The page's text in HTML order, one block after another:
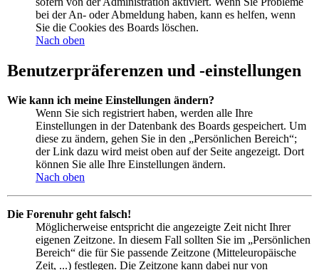
bei der An- oder Abmeldung haben, kann es helfen, wenn
Sie die Cookies des Boards löschen.
Nach oben
Benutzerpräferenzen und -einstellungen
Wie kann ich meine Einstellungen ändern?
Wenn Sie sich registriert haben, werden alle Ihre
Einstellungen in der Datenbank des Boards gespeichert. Um
diese zu ändern, gehen Sie in den „Persönlichen Bereich“;
der Link dazu wird meist oben auf der Seite angezeigt. Dort
können Sie alle Ihre Einstellungen ändern.
Nach oben
Die Forenuhr geht falsch!
Möglicherweise entspricht die angezeigte Zeit nicht Ihrer
eigenen Zeitzone. In diesem Fall sollten Sie im „Persönlichen
Bereich“ die für Sie passende Zeitzone (Mitteleuropäische
Zeit, ...) festlegen. Die Zeitzone kann dabei nur von